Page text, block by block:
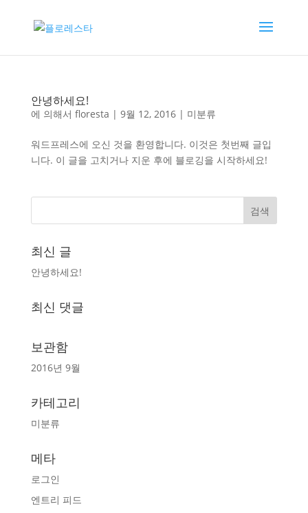
안녕하세요!
에 의해서 floresta | 9월 12, 2016| 미분류
워드프레스에 오신 것을 환영합니다. 이것은 첫번째 글입
니다. 이 글을 고치거나 지운 후에 블로깅을 시작하세요!
최신 글
안녕하세요!
최신 댓글
보관함
2016년 9월
카테고리
미분류
메타
로그인
엔트리 피드